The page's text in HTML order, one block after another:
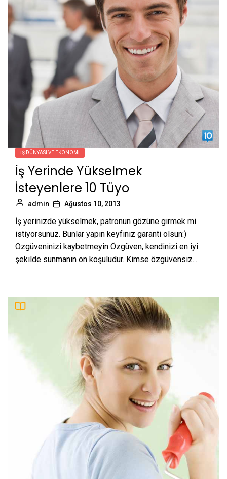
İŞ DÜNYASI VE EKONOMI
İş Yerinde Yükselmek
İsteyenlere 10 Tüyo
admin Ağustos 10, 2013
İş yerinizde yükselmek, patronun gözüne girmek mi
istiyorsunuz. Bunlar yapın keyfiniz garanti olsun:)
Özgüveninizi kaybetmeyin Özgüven, kendinizi en iyi
şekilde sunmanın ön koşuludur. Kimse özgüvensiz...